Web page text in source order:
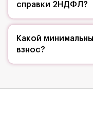
справки 2НДФЛ?
Какой
взнос?